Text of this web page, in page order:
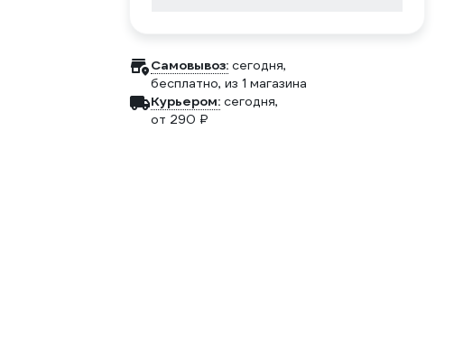
Самовывоз: сегодня,
бесплатно, из 1 магазина
Курьером: сегодня,
от 290 ₽